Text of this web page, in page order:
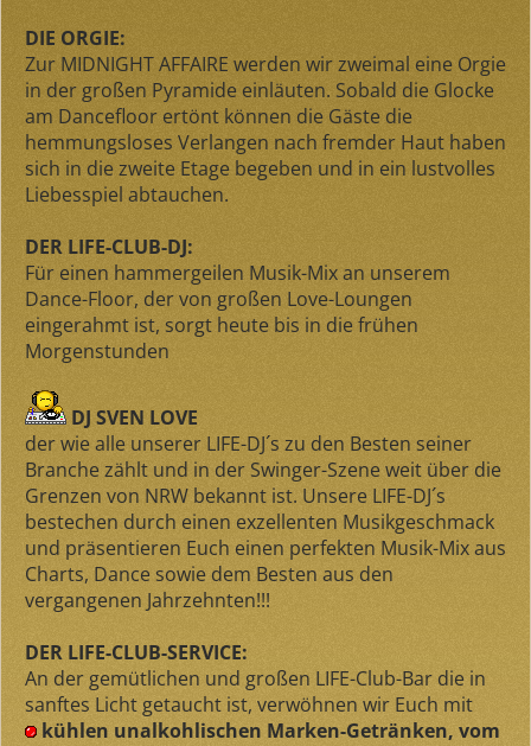
DIE ORGIE:
Zur MIDNIGHT AFFAIRE werden wir zweimal eine Orgie
in der großen Pyramide einläuten. Sobald die Glocke
am Dancefloor ertönt können die Gäste die
hemmungsloses Verlangen nach fremder Haut haben
sich in die zweite Etage begeben und in ein lustvolles
Liebesspiel abtauchen.
DER LIFE-CLUB-DJ:
Für einen hammergeilen Musik-Mix an unserem
Dance-Floor, der von großen Love-Loungen
eingerahmt ist, sorgt heute bis in die frühen
Morgenstunden
DJ SVEN LOVE
der wie alle unserer LIFE-DJ´s zu den Besten seiner
Branche zählt und in der Swinger-Szene weit über die
Grenzen von NRW bekannt ist. Unsere LIFE-DJ´s
bestechen durch einen exzellenten Musikgeschmack
und präsentieren Euch einen perfekten Musik-Mix aus
Charts, Dance sowie dem Besten aus den
vergangenen Jahrzehnten!!!
DER LIFE-CLUB-SERVICE:
An der gemütlichen und großen LIFE-Club-Bar die in
sanftes Licht getaucht ist, verwöhnen wir Euch mit
kühlen unalkohlischen Marken-Getränken, vom